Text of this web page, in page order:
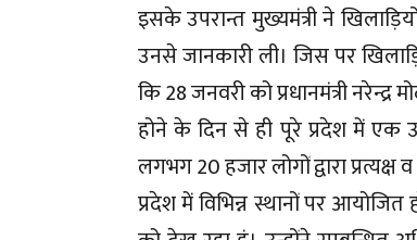
इसके उपरान्त मुख्यमंत्री ने
उनसे जानकारी ली। जिस पर
कि 28 जनवरी को प्रधानमंत्री
होने के दिन से ही पूरे प्रदेश में एक
लगभग 20 हजार लोगों द्वारा
प्रदेश में विभिन्न स्थानों पर